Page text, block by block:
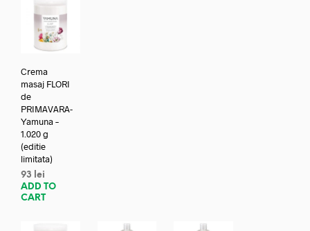
Crema
masaj FLORI
de
PRIMAVARA-
Yamuna –
1.020 g
(editie
limitata)
93
lei
ADD TO
CART